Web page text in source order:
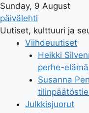
Sunday, 9 August
päivälehti
Uutiset, kulttuuri ja
Viihdeuutiset
Heikki
perhe-elämä
Susanna
Julkkisjuorut